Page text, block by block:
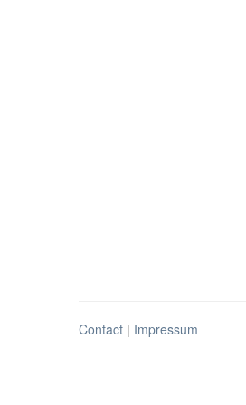
Contact | Impressum